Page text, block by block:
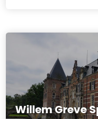
Willem Greve